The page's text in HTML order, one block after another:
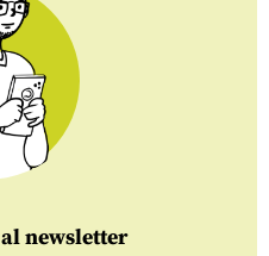
al newsletter